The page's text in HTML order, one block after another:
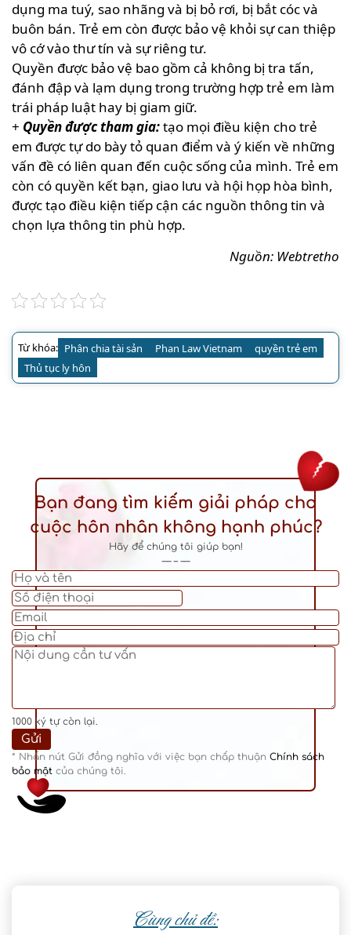
dụng ma tuý, sao nhãng và bị bỏ rơi, bị bắt cóc và
buôn bán. Trẻ em còn được bảo vệ khỏi sự can thiệp
vô cớ vào thư tín và sự riêng tư.
Quyền được bảo vệ bao gồm cả không bị tra tấn,
đánh đập và lạm dụng trong trường hợp trẻ em làm
trái pháp luật hay bị giam giữ.
+ Quyền được tham gia:tạo mọi điều kiện cho trẻ
em được tự do bày tỏ quan điểm và ý kiến về những
vấn đề có liên quan đến cuộc sống của mình. Trẻ em
còn có quyền kết bạn, giao lưu và hội họp hòa bình,
được tạo điều kiện tiếp cận các nguồn thông tin và
chọn lựa thông tin phù hợp.
Nguồn: Webtretho
Từ khóa: Phân chia tài sản Phan Law Vietnam
quyền trẻ em
Thủ tục ly hôn
Bạn đang tìm kiếm giải pháp cho
cuộc hôn nhân không hạnh phúc?
Hãy để chúng tôi giúp bạn!
— – —
1000 ký tự còn lại.
* Nhấn nút Gửi đồng nghĩa với việc bạn chấp thuận Chính sách
bảo mật của chúng tôi.
Cùng chủ đề: